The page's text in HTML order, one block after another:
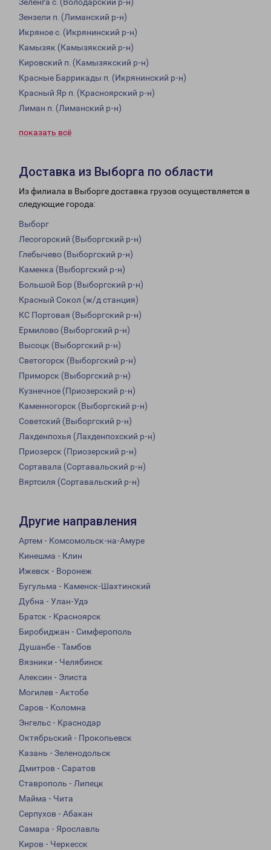
Зеленга с. (Володарский р-н)
Зензели п. (Лиманский р-н)
Икряное с. (Икрянинский р-н)
Камызяк (Камызякский р-н)
Кировский п. (Камызякский р-н)
Красные Баррикады п. (Икрянинский р-н)
Красный Яр п. (Красноярский р-н)
Лиман п. (Лиманский р-н)
показать всё
Доставка из Выборга по области
Из филиала в Выборге доставка грузов осуществляется в
следующие города:
Выборг
Лесогорский (Выборгский р-н)
Глебычево (Выборгский р-н)
Каменка (Выборгский р-н)
Большой Бор (Выборгский р-н)
Красный Сокол (ж/д станция)
КС Портовая (Выборгский р-н)
Ермилово (Выборгский р-н)
Высоцк (Выборгский р-н)
Светогорск (Выборгский р-н)
Приморск (Выборгский р-н)
Кузнечное (Приозерский р-н)
Каменногорск (Выборгский р-н)
Советский (Выборгский р-н)
Лахденпохья (Лахденпохский р-н)
Приозерск (Приозерский р-н)
Сортавала (Сортавальский р-н)
Вяртсиля (Сортавальский р-н)
Другие направления
Артем - Комсомольск-на-Амуре
Кинешма - Клин
Ижевск - Воронеж
Бугульма - Каменск-Шахтинский
Дубна - Улан-Удэ
Братск - Красноярск
Биробиджан - Симферополь
Душанбе - Тамбов
Вязники - Челябинск
Алексин - Элиста
Могилев - Актобе
Саров - Коломна
Энгельс - Краснодар
Октябрьский - Прокопьевск
Казань - Зеленодольск
Дмитров - Саратов
Ставрополь - Липецк
Майма - Чита
Серпухов - Абакан
Самара - Ярославль
Киров - Черкесск